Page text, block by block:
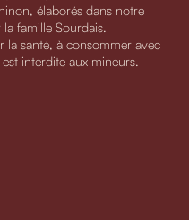
élaborés dans notre
famille Sourdais.
la santé, à consommer avec
interdite aux mineurs.